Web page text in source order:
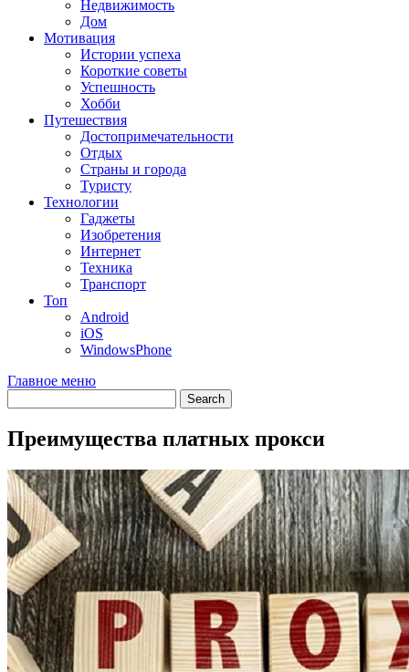
Недвижимость
Дом
Мотивация
Истории успеха
Короткие советы
Успешность
Хобби
Путешествия
Достопримечательности
Отдых
Страны и города
Туристу
Технологии
Гаджеты
Изобретения
Интернет
Техника
Транспорт
Топ
Android
iOS
WindowsPhone
Главное меню
Преимущества платных прокси